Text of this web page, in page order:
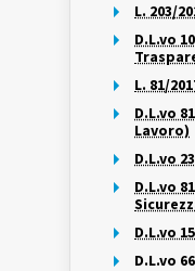
L. 203/
D.L.vo
L. 81/
D.L.vo
Lavoro)
D.L.vo
D.L.vo
D.L.vo
D.L.vo